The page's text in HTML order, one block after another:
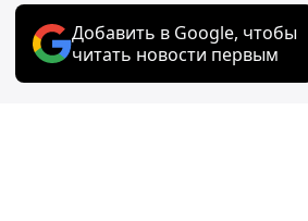
Добавить в Google, чтобы
читать новости первым